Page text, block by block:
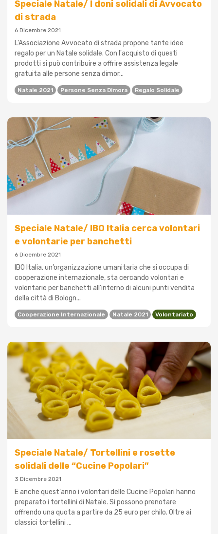
Speciale Natale/ I doni solidali di Avvocato
di strada
6 Dicembre 2021
L'Associazione Avvocato di strada propone tante idee
regalo per un Natale solidale. Con l'acquisto di questi
prodotti si può contribuire a offrire assistenza legale
gratuita alle persone senza dimor...
Natale 2021 Persone Senza Dimora Regalo Solidale
Speciale Natale/ IBO Italia cerca volontari
e volontarie per banchetti
6 Dicembre 2021
IBO Italia, un’organizzazione umanitaria che si occupa di
cooperazione internazionale, sta cercando volontari e
volontarie per banchetti all’interno di alcuni punti vendita
della città di Bologn...
Cooperazione Internazionale Natale 2021 Volontariato
Speciale Natale/ Tortellini e rosette
solidali delle “Cucine Popolari”
3 Dicembre 2021
E anche quest'anno i volontari delle Cucine Popolari hanno
preparato i tortellini di Natale. Si possono prenotare
offrendo una quota a partire da 25 euro per chilo. Oltre ai
classici tortellini ...